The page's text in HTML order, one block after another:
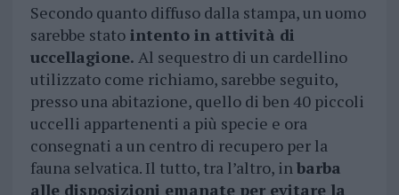
Secondo quanto diffuso dalla stampa, un uomo
sarebbe statointento in attività di
uccellagione. Al sequestro di un cardellino
utilizzato come richiamo, sarebbe seguito,
presso una abitazione, quello di ben 40 piccoli
uccelli appartenenti a più specie e ora
consegnati a un centro di recupero per la
fauna selvatica. Il tutto, tra l’altro, inbarba
alle disposizioni emanate per evitare la